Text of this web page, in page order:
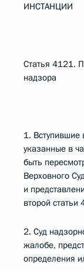
ИНСТАНЦИИ
Статья 4121.
надзора
1. Вступившие
указанные в
быть
Верховного
и
второй
2. Суд
жалобе,
определения